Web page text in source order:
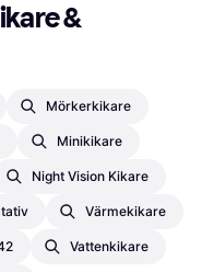
&
Mörkerkikare
Minikikare
Night Vision Kikare
Värmekikare
Vattenkikare